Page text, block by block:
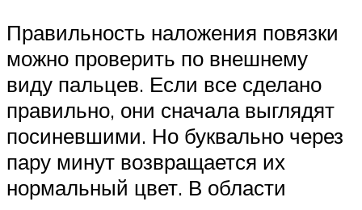
Правильность наложения повязки
можно проверить по внешнему
виду пальцев. Если все сделано
правильно, они сначала выглядят
посиневшими. Но буквально через
пару минут возвращается их
нормальный цвет. В области